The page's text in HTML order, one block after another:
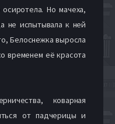
Но мачеха,
не испытывала к ней
Белоснежка выросла
временем её красота
коварная
от падчерицы и